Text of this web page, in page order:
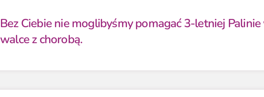
Bez Ciebie nie moglibyśmy pomagać 3-letniej
walce z chorobą.